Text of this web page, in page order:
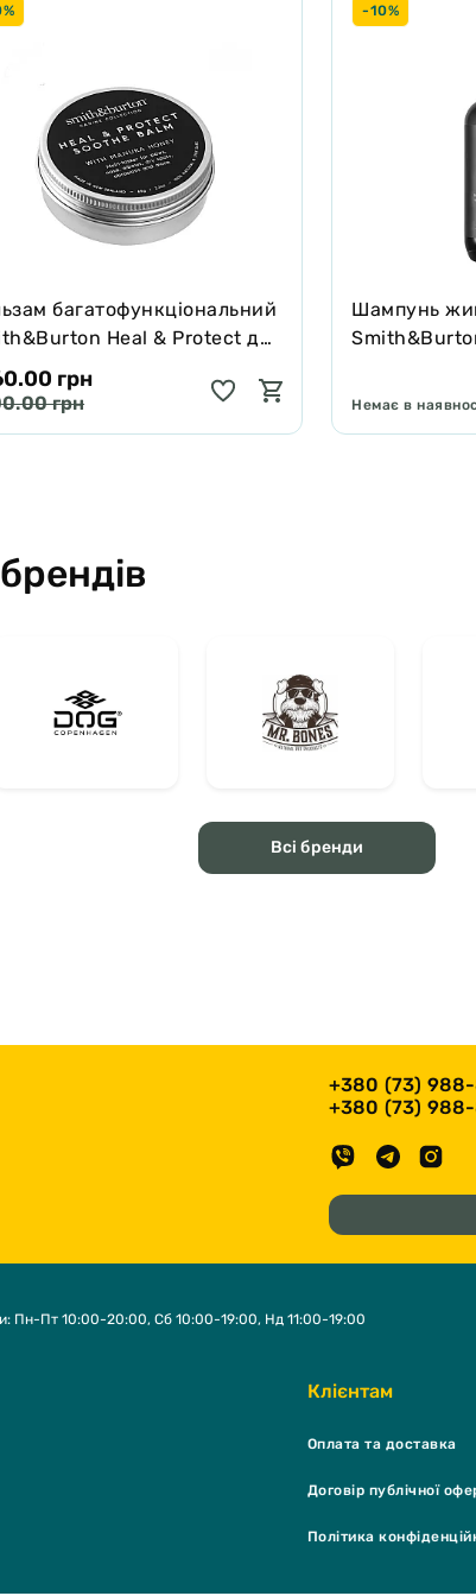
багатофункціональний
Heal & Protect для
і котів зцілює та захищає
грн
грн
-10%
Шампунь
подвійної
Немає в
Всі бренди
+380 (73)
+380 (73) 988-
Клієнтам
Оплата та доставка
Договір публічної
Політика
Пн-Пт 10:00-20:00, Сб 10:00-19:00, Нд 11:00-19:00